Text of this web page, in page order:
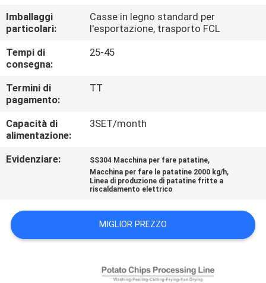
CONTROLLO
DI
QUALITÀ
CONTATTICI
NOTIZIE
CASI
Imballaggi
particolari:
Casse in legno standard per
l'esportazione, trasporto FCL
Tempi di
consegna:
25-45
Termini di
pagamento:
TT
Capacità di
alimentazione:
3SET/month
Evidenziare: SS304 Macchina per fare patatine,
Macchina per fare le patatine 2000 kg/h,
Linea di produzione di patatine fritte a
riscaldamento elettrico
MIGLIOR PREZZO